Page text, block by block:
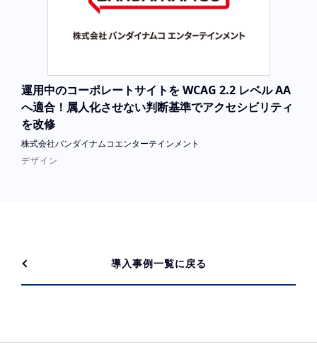
運用中のコーポレートサイトを WCAG 2.2 レベル AA
へ適合！属人化させない判断基準でアクセシビリティ
を改修
株式会社バンダイナムコエンターテインメント
デザイン
導入事例一覧に戻る